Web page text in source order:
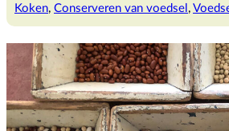
Koken, Conserveren van voedsel ,